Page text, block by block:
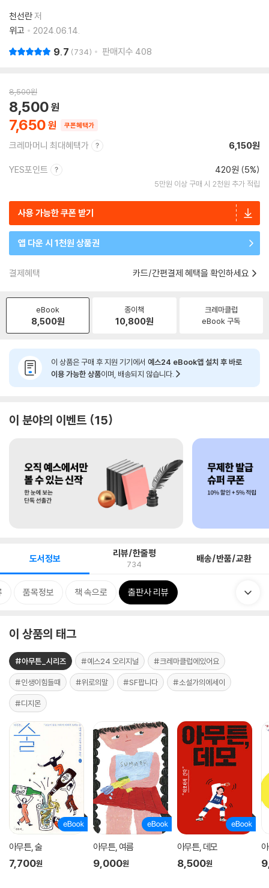
천선란저
위고
2024.06.14.
9.7 734 판매지수 408
8,500원
7,650
8,500
쿠폰혜택가
크레마머니 최대혜택가 6,150원
YES포인트 420원 (5%)
5만원 이상 구매 시 2천원 추가 적립
사용 가능한 쿠폰 받기
앱 다운 시 1천원 상품권
결제혜택 카드/간편결제 혜택을 확인하세요
eBook
8,500원
종이책
10,800원
크레마클럽
eBook 구독
이 상품은 구매 후 지원 기기에서 예스24 eBook앱 설치 후 바로
이용 가능한 상품이며, 배송되지 않습니다.
이 분야의 이벤트 15
도서정보 리뷰/한줄평
734 배송/반품/교환
품목정보 책 속으로 출판사 리뷰
이 상품의 태그
#아무튼_시리즈 #예스24 오리지널 #크레마클럽에있어요
#인생이힘들때 #위로의말 #SF팝니다 #소설가의에세이
#디지몬
아무튼, 술
7,700원
아무튼, 여름
9,000원
아무튼, 데모
8,500원